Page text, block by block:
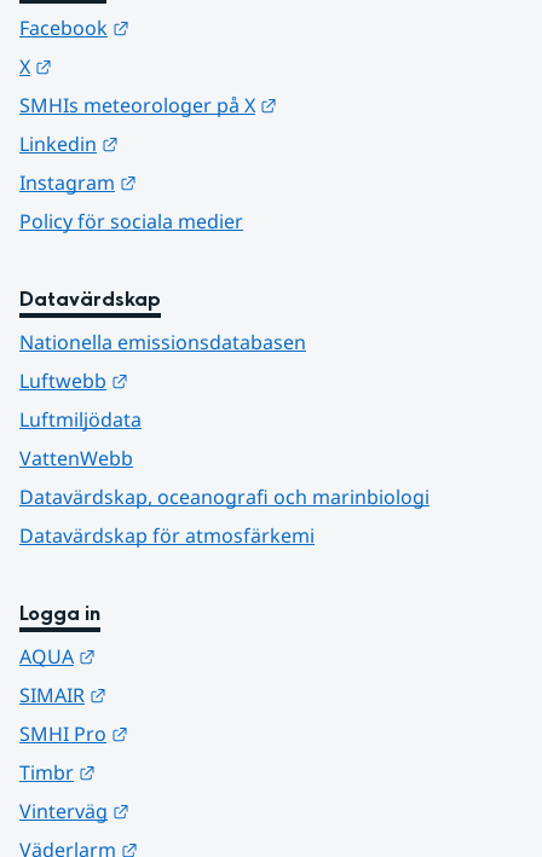
Facebook
X
SMHIs meteorologer på X
Linkedin
Instagram
Policy för sociala medier
Datavärdskap
Nationella emissionsdatabasen
Luftwebb
Luftmiljödata
VattenWebb
Datavärdskap, oceanografi och marinbiologi
Datavärdskap för atmosfärkemi
Logga in
AQUA
SIMAIR
SMHI Pro
Timbr
Vinterväg
Väderlarm